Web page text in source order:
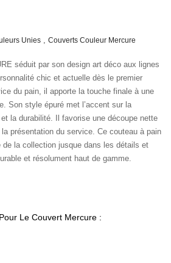
Unies Couverts Couleur Mercure
séduit par son design art déco aux lignes
chic et actuelle dès le premier
du pain, il apporte la touche finale à une
Son style épuré met l’accent sur la
la durabilité. Il favorise une découpe nette
présentation du service. Ce couteau à pain
de la collection jusque dans les détails et
et résolument haut de gamme.
Le Couvert Mercure :